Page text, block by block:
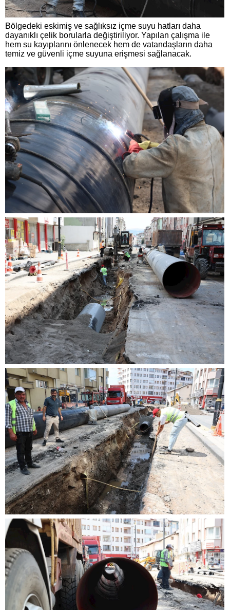
Bölgedeki eskimiş ve sağlıksız içme suyu hatları daha
dayanıklı çelik borularla değiştiriliyor. Yapılan çalışma ile
hem su kayıplarını önlenecek hem de vatandaşların daha
temiz ve güvenli içme suyuna erişmesi sağlanacak.